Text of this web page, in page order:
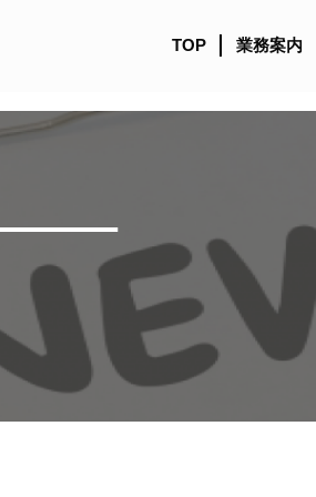
TOP 業務案内